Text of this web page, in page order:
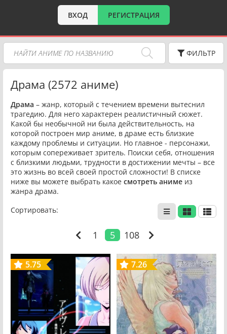
ВХОД РЕГИСТРАЦИЯ
ФИЛЬТР
Драма (2572 аниме)
Драма – жанр, который с течением времени вытеснил
трагедию. Для него характерен реалистичный сюжет.
Какой бы необычной ни была действительность, на
которой построен мир аниме, в драме есть близкие
каждому проблемы и ситуации. Но главное - персонажи,
которым сопереживает зритель. Поиски себя, отношения
с близкими людьми, трудности в достижении мечты – все
это жизнь во всей своей простой сложности! В списке
ниже вы можете выбрать какое смотреть аниме из
жанра драма.
Сортировать:
1 5 108
5.75 7.26